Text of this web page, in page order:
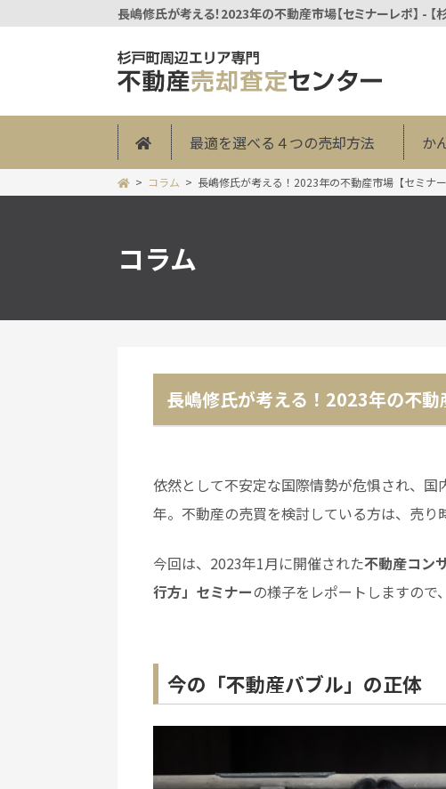
最適を選べる４つの売却方法 か
コラム 長嶋修氏が考える！2023年の不動産市場【セミナー
コラム
長嶋修氏が考える！2023年の不動
依然として不安定な国際情勢が危惧され、
年。不動産の売買を検討している方は、売
今回は、2023年1月に開催された不動産コン
行方」セミナーの様子をレポートしますので
今の「不動産バブル」の正体